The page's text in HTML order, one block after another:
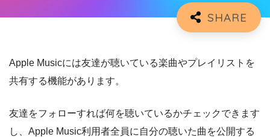
Apple Musicには友達が聴いている楽曲やプレイリストを
共有する機能があります。
友達をフォローすれば何を聴いているかチェックできます
し、Apple Music利用者全員に自分の聴いた曲を公開する